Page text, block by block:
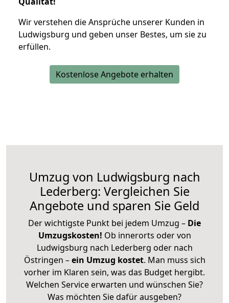
Wir verstehen die Ansprüche unserer Kunden in
Ludwigsburg und geben unser Bestes, um sie zu
erfüllen.
Kostenlose Angebote erhalten
Umzug von Ludwigsburg nach
Lederberg: Vergleichen Sie
Angebote und sparen Sie Geld
Der wichtigste Punkt bei jedem Umzug – Die
Umzugskosten! Ob innerorts oder von
Ludwigsburg nach Lederberg oder nach
Östringen –ein Umzug kostet. Man muss sich
vorher im Klaren sein, was das Budget hergibt.
Welchen Service erwarten und wünschen Sie?
Was möchten Sie dafür ausgeben?